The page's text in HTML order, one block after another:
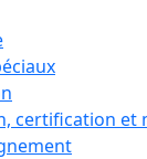
certification et